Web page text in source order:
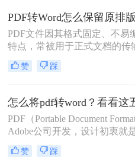
论文需调整格式，稍有不慎就
排版错乱、文字丢失、表格变
题。
PDF文件因其格式固定、不易
特点，常被用于正式文档的传
档。然而，当我们需要编辑
时，将其转换为Word文档是常
乱，影响使用体验。那么pdf转
么保留原排版呢？本文将介绍
法，帮助你在PDF转Word时尽
留原排版。
赞 踩
PDF（Portable Document
Adobe公司开发，设计初衷就
备一致性呈现"——无论在什么
上打开，排版都完全一样。这
赞 踩